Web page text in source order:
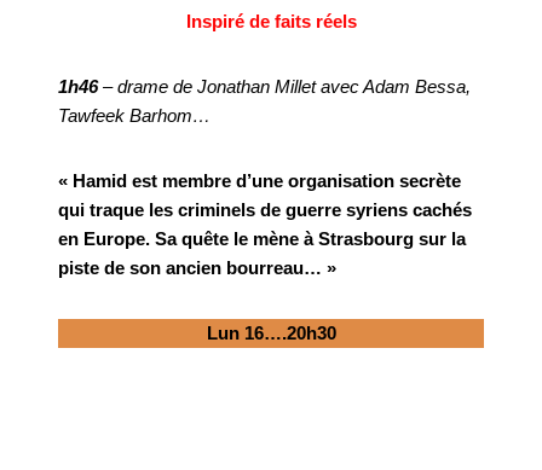
Inspiré de faits réels
1h46– drame de Jonathan Millet avec Adam Bessa,
Tawfeek Barhom…
« Hamid est membre d’une organisation secrète
qui traque les criminels de guerre syriens cachés
en Europe. Sa quête le mène à Strasbourg sur la
piste de son ancien bourreau… »
Lun 16….20h30